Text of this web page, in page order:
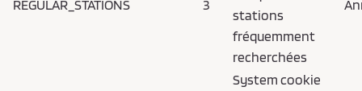
REGULAR_STATIONS 3
stations
fréquemment
recherchées
System cookie